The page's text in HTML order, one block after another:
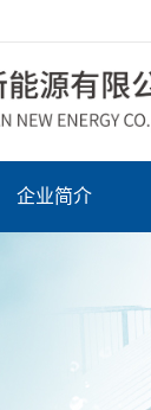
企业简介